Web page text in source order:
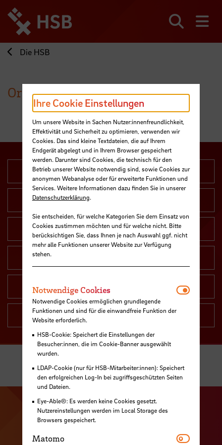
zum
Seiteninhalt
springen
Die HSB
Organisation
Rektorat
Verwaltung
Fakultäten
Gremien und Interessenvertretungen
Hochschulübergreifende Einheiten
Zu unserer Facebook
Ihre Cookie Einstellungen
Um unsere Website in Sachen Nutzer:innenfreundlichkeit,
Effektivität und Sicherheit zu optimieren, verwenden wir
Cookies. Das sind kleine Textdateien, die auf Ihrem
Endgerät abgelegt und in Ihrem Browser gespeichert
werden. Darunter sind Cookies, die technisch für den
Betrieb unserer Website notwendig sind, sowie Cookies zur
anonymen Webanalyse oder für erweiterte Funktionen und
Services. Weitere Informationen dazu finden Sie in unserer
Datenschutzerklärung.
Sie entscheiden, für welche Kategorien Sie dem Einsatz von
Cookies zustimmen möchten und für welche nicht. Bitte
berücksichtigen Sie, dass Ihnen je nach Auswahl ggf. nicht
mehr alle Funktionen unserer Website zur Verfügung
stehen.
Notwendige Cookies
Notwendige Cookies ermöglichen grundlegende
Funktionen und sind für die einwandfreie Funktion der
Website erforderlich.
HSB-Cookie: Speichert die Einstellungen der
Besucher:innen, die im Cookie-Banner ausgewählt
wurden.
LDAP-Cookie (nur für HSB-Mitarbeiter:innen): Speichert
den erfolgreichen Log-In bei zugriffsgeschützten Seiten
und Dateien.
Eye-Able®: Es werden keine Cookies gesetzt.
Nutzereinstellungen werden im Local Storage des
Browsers gespeichert.
Matomo Matomo